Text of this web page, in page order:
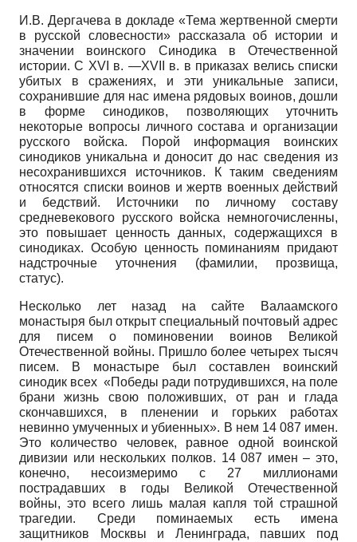
И.В. Дергачева в докладе «Тема жертвенной смерти
в русской словесности» рассказала об истории и
значении воинского Синодика в Отечественной
истории. С XVI в. —XVII в. в приказах велись списки
убитых в сражениях, и эти уникальные записи,
сохранившие для нас имена рядовых воинов, дошли
в форме синодиков, позволяющих уточнить
некоторые вопросы личного состава и организации
русского войска. Порой информация воинских
синодиков уникальна и доносит до нас сведения из
несохранившихся источников. К таким сведениям
относятся списки воинов и жертв военных действий
и бедствий. Источники по личному составу
средневекового русского войска немногочисленны,
это повышает ценность данных, содержащихся в
синодиках. Особую ценность поминаниям придают
надстрочные уточнения (фамилии, прозвища,
статус).
Несколько лет назад на сайте Валаамского
монастыря был открыт специальный почтовый адрес
для писем о поминовении воинов Великой
Отечественной войны. Пришло более четырех тысяч
писем. В монастыре был составлен воинский
синодик всех «Победы ради потрудившихся, на поле
брани жизнь свою положивших, от ран и глада
скончавшихся, в пленении и горьких работах
невинно умученных и убиенных». В нем 14 087 имен.
Это количество человек, равное одной воинской
дивизии или нескольких полков. 14 087 имен – это,
конечно, несоизмеримо с 27 миллионами
пострадавших в годы Великой Отечественной
войны, это всего лишь малая капля той страшной
трагедии. Среди поминаемых есть имена
защитников Москвы и Ленинграда, павших под